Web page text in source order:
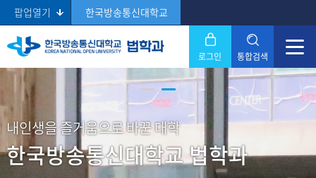
팝업열기 한국방송통신대학교
로그인 통합검색
Search 닫기
내인생을 즐거움으로 바꾼 대학
한국방송통신대학교 법학과